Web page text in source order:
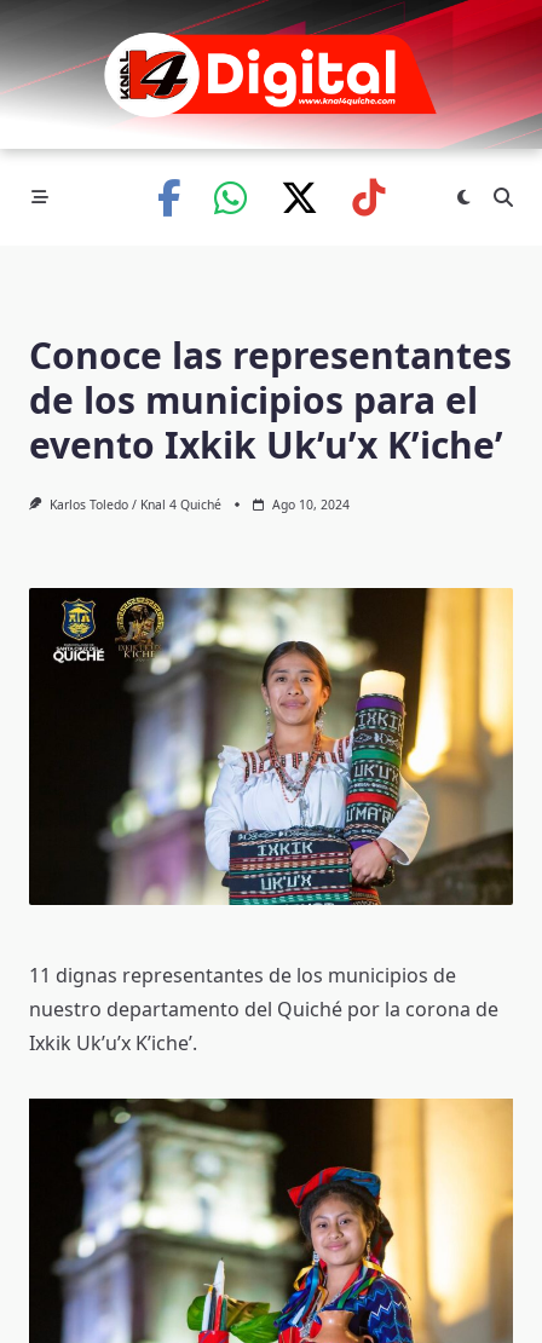
Skip
content
Conoce las representantes
de los municipios para el
evento Ixkik Uk’u’x K’iche’
Karlos Toledo / Knal 4 Quiché Ago 10, 2024
11 dignas representantes de los municipios de
nuestro departamento del Quiché por la corona de
Ixkik Uk’u’x K’iche’.